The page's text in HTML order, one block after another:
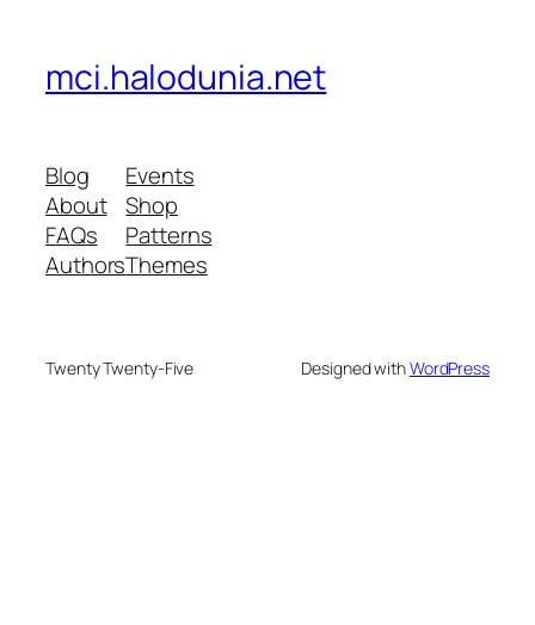
mci.halodunia.net
Blog
About
FAQs
Authors
Events
Shop
Patterns
Themes
Twenty Twenty-Five Designed withWordPress